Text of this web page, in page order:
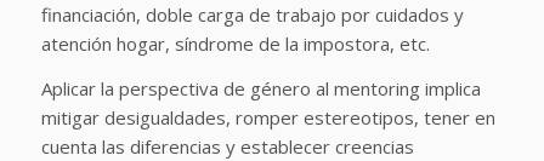
financiación, doble carga de trabajo por cuidados y
atención hogar, síndrome de la impostora, etc.
Aplicar la perspectiva de género al mentoring implica
mitigar desigualdades, romper estereotipos, tener en
cuenta las diferencias y establecer creencias